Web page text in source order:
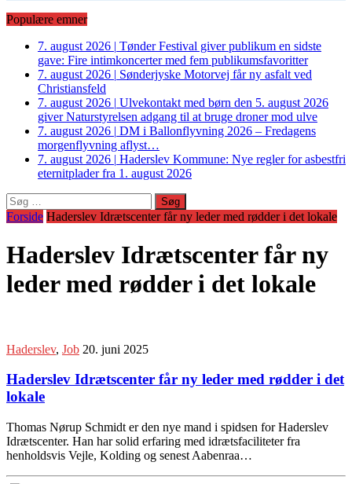
Populære emner
7. august 2026 | Tønder Festival giver publikum en sidste
gave: Fire intimkoncerter med fem publikumsfavoritter
7. august 2026 | Sønderjyske Motorvej får ny asfalt ved
Christiansfeld
7. august 2026 | Ulvekontakt med børn den 5. august 2026
giver Naturstyrelsen adgang til at bruge droner mod ulve
7. august 2026 | DM i Ballonflyvning 2026 – Fredagens
morgenflyvning aflyst…
7. august 2026 | Haderslev Kommune: Nye regler for asbestfri
eternitplader fra 1. august 2026
Søg
efter:
Forside Haderslev Idrætscenter får ny leder med rødder i det lokale
Haderslev Idrætscenter får ny
leder med rødder i det lokale
Haderslev, Job 20. juni 2025
Haderslev Idrætscenter får ny leder med rødder i det
lokale
Thomas Nørup Schmidt er den nye mand i spidsen for Haderslev
Idrætscenter. Han har solid erfaring med idrætsfaciliteter fra
henholdsvis Vejle, Kolding og senest Aabenraa…